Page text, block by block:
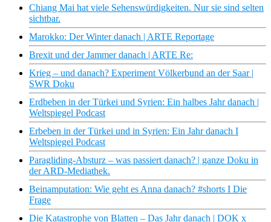
Chiang Mai hat viele Sehenswürdigkeiten. Nur sie sind selten
sichtbar.
Marokko: Der Winter danach | ARTE Reportage
Brexit und der Jammer danach | ARTE Re:
Krieg – und danach? Experiment Völkerbund an der Saar |
SWR Doku
Erdbeben in der Türkei und Syrien: Ein halbes Jahr danach |
Weltspiegel Podcast
Erbeben in der Türkei und in Syrien: Ein Jahr danach I
Weltspiegel Podcast
Paragliding-Absturz – was passiert danach? | ganze Doku in
der ARD-Mediathek.
Beinamputation: Wie geht es Anna danach? #shorts I Die
Frage
Die Katastrophe von Blatten – Das Jahr danach | DOK x